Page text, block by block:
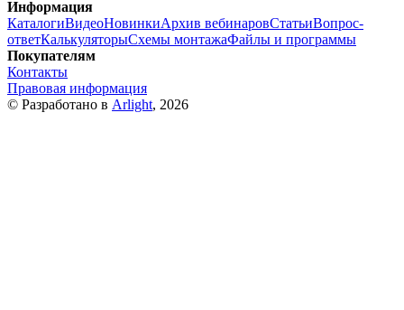
Информация
КаталогиВидеоНовинкиАрхив вебинаровСтатьиВопрос-
ответКалькуляторыСхемы монтажаФайлы и программы
Покупателям
Контакты
Правовая информация
© Разработано в Arlight, 2026